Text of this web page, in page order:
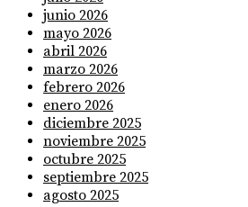
junio 2026
mayo 2026
abril 2026
marzo 2026
febrero 2026
enero 2026
diciembre 2025
noviembre 2025
octubre 2025
septiembre 2025
agosto 2025